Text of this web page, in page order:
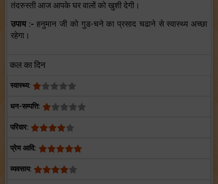
तंदरुस्ती आज आपके घर वालों को खुशी देगी।
उपाय :-हनुमान जी को गुड-चने का प्रसाद चढाने से स्वास्थ्य अच्छा
रहेगा।
कल का दिन
स्वास्थ्य:
धन-सम्पत्ति:
परिवार:
प्रेम आदि:
व्यवसाय: